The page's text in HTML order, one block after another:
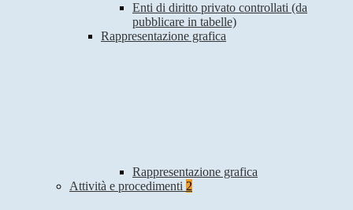
Enti di diritto privato controllati (da
pubblicare in tabelle)
Rappresentazione grafica
Rappresentazione grafica
Attività e procedimenti 2